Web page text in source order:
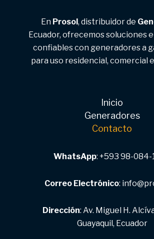
En Prosol , distribuidor de
Ecuador, ofrecemos soluciones
confiables con generadores a
para uso residencial, comercial
Inicio
Generadores
Contacto
WhatsApp: ‭+593 98-084-
Correo Electrónico:
Dirección: Av. Miguel H.
Guayaquil, Ecuador